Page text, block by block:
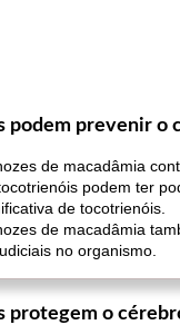
podem prevenir o
de macadâmia
podem ter
de tocotrienóis.
de macadâmia
no organismo.
protegem o